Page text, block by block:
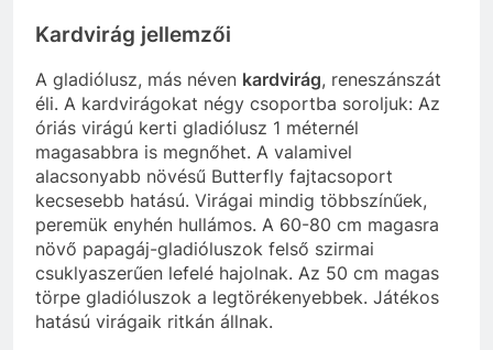
Kardvirág jellemzői
A gladiólusz, más néven kardvirág, reneszánszát
éli. A kardvirágokat négy csoportba soroljuk: Az
óriás virágú kerti gladiólusz 1 méternél
magasabbra is megnőhet. A valamivel
alacsonyabb növésű Butterfly fajtacsoport
kecsesebb hatású. Virágai mindig többszínűek,
peremük enyhén hullámos. A 60-80 cm magasra
növő papagáj-gladióluszok felső szirmai
csuklyaszerűen lefelé hajolnak. Az 50 cm magas
törpe gladióluszok a legtörékenyebbek. Játékos
hatású virágaik ritkán állnak.